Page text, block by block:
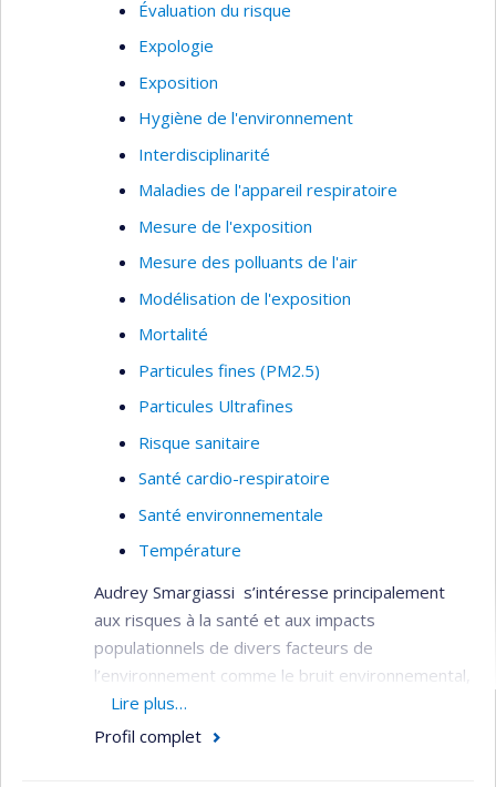
outil d’identification de risque potentiel provenant
de l’exposition à des substances toxiques par la
voie cutanée. Finalement, Jérôme Lavoué
s’intéresse au design et à l’évaluation des
performances des stratégies de mesure de
l’exposition en milieu de travail.
Évaluation du risque
Expologie
Exposition
Hygiène de l'environnement
Interdisciplinarité
Maladies de l'appareil respiratoire
Mesure de l'exposition
Mesure des polluants de l'air
Modélisation de l'exposition
Mortalité
Particules fines (PM2.5)
Particules Ultrafines
Risque sanitaire
Santé cardio-respiratoire
Santé environnementale
Température
Audrey Smargiassi s’intéresse principalement
aux risques à la santé et aux impacts
populationnels de divers facteurs de
l’environnement comme le bruit environnemental,
les polluants de l’air ambiant et les changements
climatiques.
Lire plus…
Profil complet